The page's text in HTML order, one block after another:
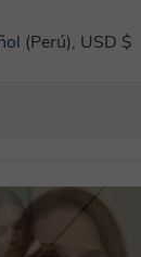
(Perú), USD $